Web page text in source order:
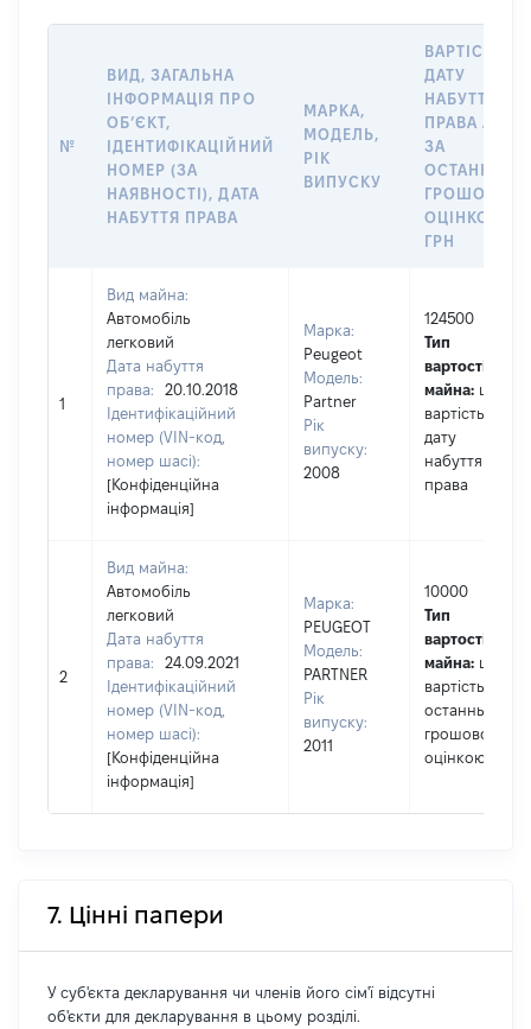
№
ВИД, ЗАГАЛЬНА
ІНФОРМАЦІЯ ПРО
ОБʼЄКТ,
ІДЕНТИФІКАЦІЙНИЙ
НОМЕР (ЗА
НАЯВНОСТІ), ДАТА
НАБУТТЯ ПРАВА
МАРКА,
МОДЕЛЬ,
РІК
ВИПУСКУ
ВАРТІСТЬ НА
ДАТУ
НАБУТТЯ
ПРАВА АБО
ЗА
ГРОШОВОЮ
ОЦІНКОЮ,
ГРН
1
Вид майна:
Автомобіль
легковий
Дата набуття
права:
20.10.2018
Ідентифікаційний
номер (VIN-код,
номер шасі):
[Конфіденційна
інформація]
Марка:
Peugeot
Модель:
Partner
Рік
випуску:
2008
124500
Тип
вартості
майна: це
вартість на
дату
набуття
права
2
Вид майна:
Автомобіль
легковий
Дата набуття
права:
24.09.2021
Ідентифікаційний
номер (VIN-код,
номер шасі):
[Конфіденційна
інформація]
Марка:
PEUGEOT
Модель:
PARTNER
Рік
випуску:
2011
10000
Тип
вартості
майна: це
вартість за
останньою
грошовою
оцінкою
7. Цінні папери
У суб'єкта декларування чи членів його сім'ї відсутні
об'єкти для декларування в цьому розділі.